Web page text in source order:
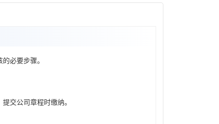
必要步骤。
交公司章程时缴纳。